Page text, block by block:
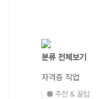
분류 전체보기
자격증 직업
■ 추천 & 꿀팁